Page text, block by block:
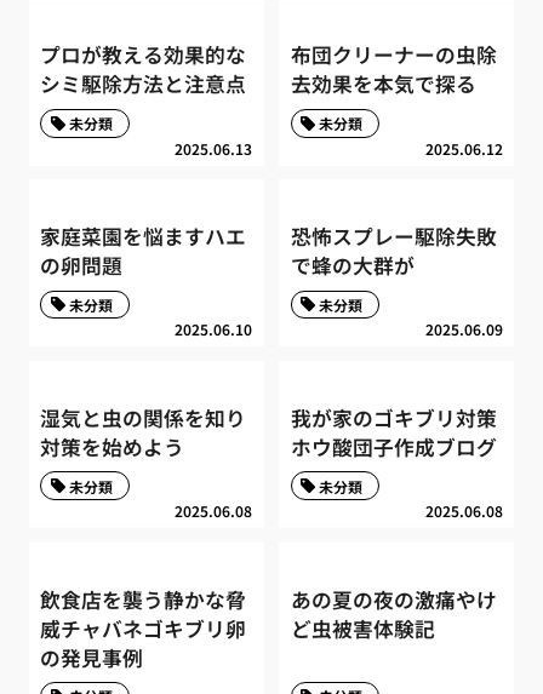
プロが教える効果的な
シミ駆除方法と注意点
2025.06.13
未分類
布団クリーナーの虫除
去効果を本気で探る
2025.06.12
未分類
家庭菜園を悩ますハエ
の卵問題
2025.06.10
未分類
恐怖スプレー駆除失敗
で蜂の大群が
2025.06.09
未分類
湿気と虫の関係を知り
対策を始めよう
2025.06.08
未分類
我が家のゴキブリ対策
ホウ酸団子作成ブログ
2025.06.08
未分類
飲食店を襲う静かな脅
威チャバネゴキブリ卵
の発見事例
あの夏の夜の激痛やけ
ど虫被害体験記